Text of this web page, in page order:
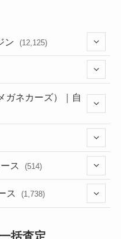
ン (12,125)
(352)
ガネカーズ）｜自
ス (514)
ス (1,738)
括査定